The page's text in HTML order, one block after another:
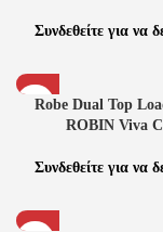
Συνδεθείτε για να
Robe Dual Top
ROBIN Viva
Συνδεθείτε για να